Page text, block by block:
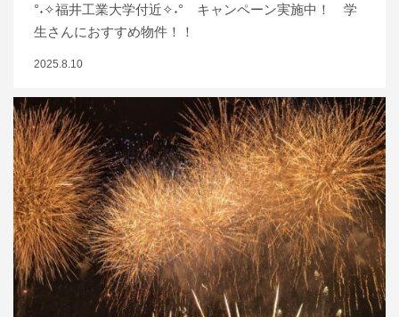
°˖✧福井工業大学付近✧˖° キャンペーン実施中！ 学
生さんにおすすめ物件！！
2025.8.10